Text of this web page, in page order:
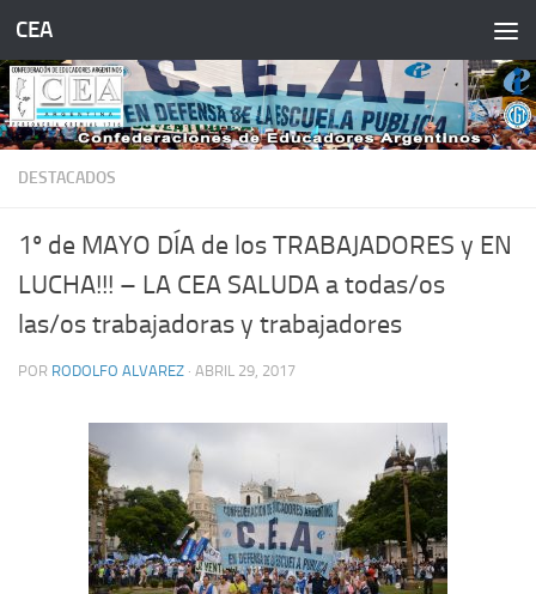
Saltar al contenido
CEA
DESTACADOS
1º de MAYO DÍA de los TRABAJADORES y EN
LUCHA!!! – LA CEA SALUDA a todas/os
las/os trabajadoras y trabajadores
POR RODOLFO ALVAREZ · ABRIL 29, 2017